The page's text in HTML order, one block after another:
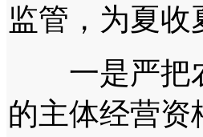
监管，为夏
一是严把农
的主体经营资